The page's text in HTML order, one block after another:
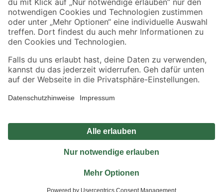
Jetzt die toom-App herunterladen
Alle Preisangaben in EUR inkl. gesetzl. MwSt.. Die dargestellten Angebote sind unter
Umständen nicht in allen Märkten verfügbar. Die angegebenen Verfügbarkeiten beziehen
Produkte nur solange der Vorrat reicht.
*Paketversand ab 59 € versandkostenfrei, gilt nicht für Artikel mit Speditionsversand, hier
Privatsphäre Impressum
Nutzungsbedingungen
Widerrufsrecht
Vertrag widerrufen
© 2026 toom Baumarkt GmbH